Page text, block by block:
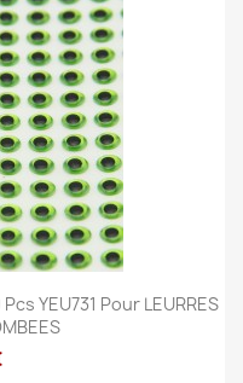
YEU731 Pour LEURRES